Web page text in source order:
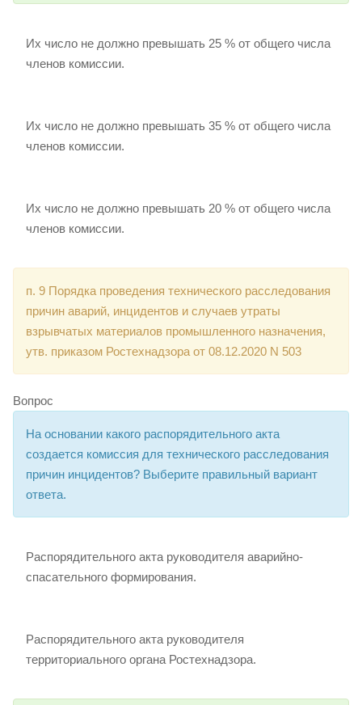
Их число не должно превышать 25 % от общего числа
членов комиссии.
Их число не должно превышать 35 % от общего числа
членов комиссии.
Их число не должно превышать 20 % от общего числа
членов комиссии.
п. 9 Порядка проведения технического расследования
причин аварий, инцидентов и случаев утраты
взрывчатых материалов промышленного назначения,
утв. приказом Ростехнадзора от 08.12.2020 N 503
Вопрос
На основании какого распорядительного акта
создается комиссия для технического расследования
причин инцидентов? Выберите правильный вариант
ответа.
Распорядительного акта руководителя аварийно-
спасательного формирования.
Распорядительного акта руководителя
территориального органа Ростехнадзора.